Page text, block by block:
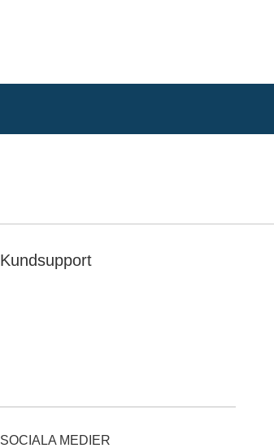
Kundsupport
SOCIALA MEDIER